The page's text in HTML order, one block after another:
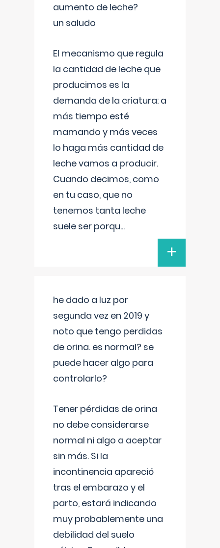
aumento de leche?
un saludo
El mecanismo que regula
la cantidad de leche que
producimos es la
demanda de la criatura: a
más tiempo esté
mamando y más veces
lo haga más cantidad de
leche vamos a producir.
Cuando decimos, como
en tu caso, que no
tenemos tanta leche
suele ser porqu...
+
he dado a luz por
segunda vez en 2019 y
noto que tengo perdidas
de orina. es normal? se
puede hacer algo para
controlarlo?
Tener pérdidas de orina
no debe considerarse
normal ni algo a aceptar
sin más. Si la
incontinencia apareció
tras el embarazo y el
parto, estará indicando
muy probablemente una
debilidad del suelo